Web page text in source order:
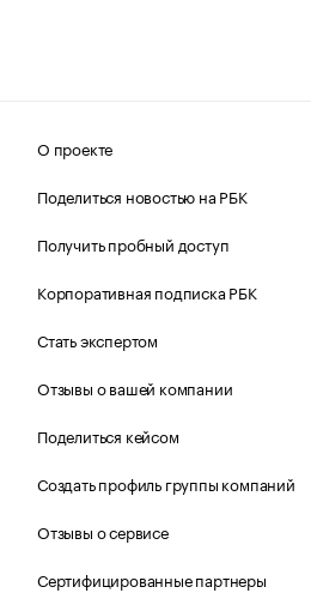
О проекте
Поделиться новостью на РБК
Получить пробный доступ
Корпоративная подписка РБК
Стать экспертом
Отзывы о вашей компании
Поделиться кейсом
Создать профиль группы компаний
Отзывы о сервисе
Сертифицированные партнеры